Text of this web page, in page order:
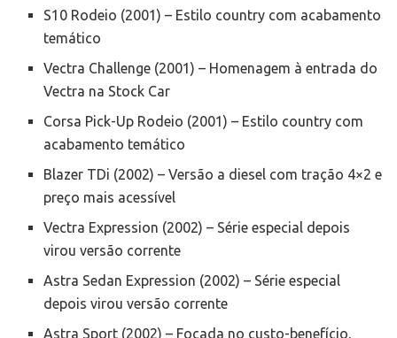
S10 Rodeio (2001) – Estilo country com acabamento
temático
Vectra Challenge (2001) – Homenagem à entrada do
Vectra na Stock Car
Corsa Pick-Up Rodeio (2001) – Estilo country com
acabamento temático
Blazer TDi (2002) – Versão a diesel com tração 4×2 e
preço mais acessível
Vectra Expression (2002) – Série especial depois
virou versão corrente
Astra Sedan Expression (2002) – Série especial
depois virou versão corrente
Astra Sport (2002) – Focada no custo-benefício,